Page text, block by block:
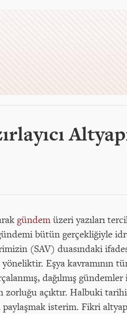
gündemüzeri yazıları
bütün gerçekliğiyle
(SAV) duasındaki
yöneliktir. Eşya kavramının
dağılmış
zorluğu açıktır. Halbuki
isterim. Fikri